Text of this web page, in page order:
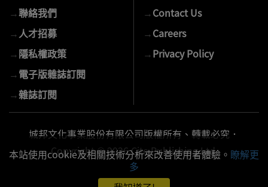
→聯絡我們
→ 人才招募
→隱私權政策
→電子版雜誌訂閱
→雜誌訂閱
→Contact Us
→Careers
→Privacy Policy
城邦文化事業股份有限公司版權所有、轉載必究．
Copyright © 2026 Cite Publishing Ltd.
本站使用cookie及相關技術分析來改善使用者體驗。 瞭解更
多